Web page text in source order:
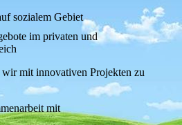
sozialem Gebiet
im privaten und
mit innovativen Projekten zu
mit